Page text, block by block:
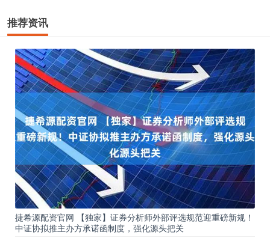
推荐资讯
捷希源配资官网 【独家】证券分析师外部评选规范迎重磅新规！
中证协拟推主办方承诺函制度，强化源头把关